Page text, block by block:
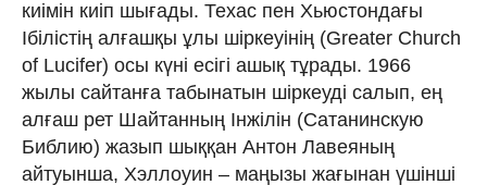
киімін киіп шығады. Техас пен Хьюстондағы
Ібілістің алғашқы ұлы шіркеуінің (Greater Church
of Lucifer) осы күні есігі ашық тұрады. 1966
жылы сайтанға табынатын шіркеуді салып, ең
алғаш рет Шайтанның Інжілін (Сатанинскую
Библию) жазып шыққан Антон Лавеяның
айтуынша, Хэллоуин – маңызы жағынан үшінші